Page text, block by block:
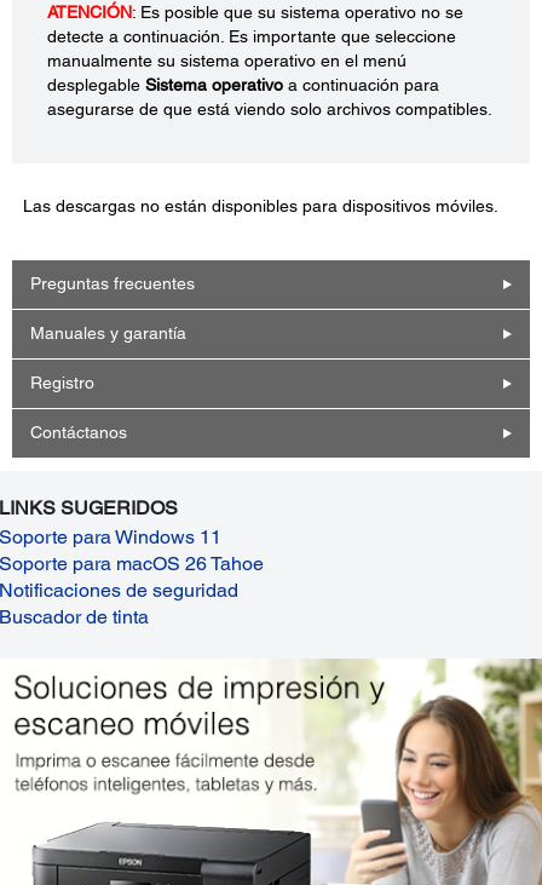
ATENCIÓN: Es posible que su sistema operativo no se
detecte a continuación. Es importante que seleccione
manualmente su sistema operativo en el menú
desplegable Sistema operativo a continuación para
asegurarse de que está viendo solo archivos compatibles.
Las descargas no están disponibles para dispositivos móviles.
Preguntas frecuentes
Manuales y garantía
Registro
Contáctanos
LINKS SUGERIDOS
Soporte para Windows 11
Soporte para macOS 26 Tahoe
Notificaciones de seguridad
Buscador de tinta